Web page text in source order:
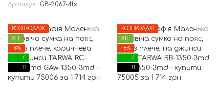
Артикул
GB-2067-4lx
РОЗПРОДАЖ
ХІТ
−8%
7
11
РОЗПРОДАЖ
ХІТ
−8%
7
11